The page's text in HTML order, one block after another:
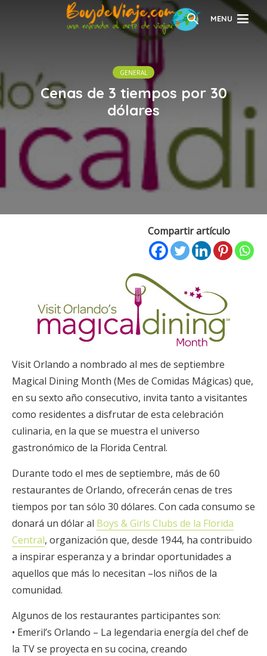
MENU
GENERAL
Cenas de 3 tiempos por 30
dólares
Compartir artículo
Visit Orlando a nombrado al mes de septiembre
Magical Dining Month (Mes de Comidas Mágicas) que,
en su sexto año consecutivo, invita tanto a visitantes
como residentes a disfrutar de esta celebración
culinaria, en la que se muestra el universo
gastronómico de la Florida Central.
Durante todo el mes de septiembre, más de 60
restaurantes de Orlando, ofrecerán cenas de tres
tiempos por tan sólo 30 dólares. Con cada consumo se
donará un dólar al Boys & Girls Clubs de la Florida
Central, organización que, desde 1944, ha contribuido
a inspirar esperanza y a brindar oportunidades a
aquellos que más lo necesitan –los niños de la
comunidad.
Algunos de los restaurantes participantes son:
• Emeril’s Orlando – La legendaria energía del chef de
la TV se proyecta en su cocina, creando